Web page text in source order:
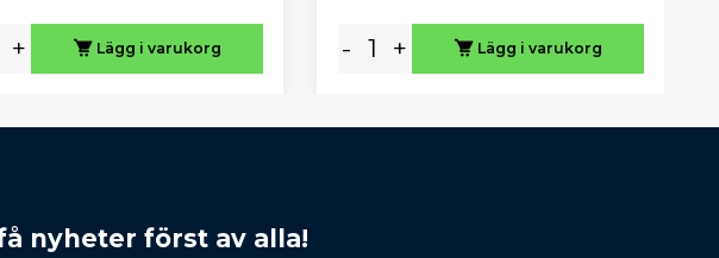
+ Lägg i varukorg - + Lägg i varukorg
nyheter först av alla!